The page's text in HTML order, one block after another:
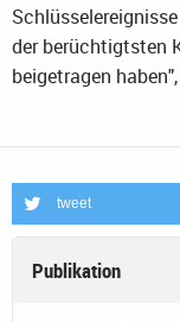
der berüchtigtsten
beigetragen
tweet
Publikation